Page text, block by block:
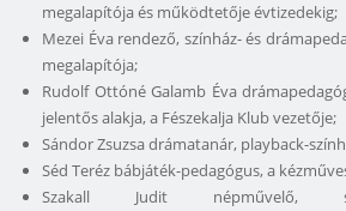
megalapítója és működtetője évtizedekig;
Mezei Éva rendező, színház- és
megalapítója;
Rudolf Ottóné Galamb Éva
jelentős alakja, a Fészekalja Klub vezetője;
Sándor Zsuzsa drámatanár, playback-
Séd Teréz bábjáték-pedagógus, a
Szakall Judit népművelő,